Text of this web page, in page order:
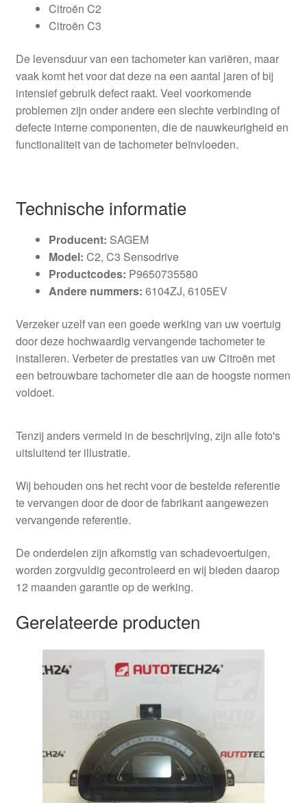
Citroën C2
Citroën C3
De levensduur van een tachometer kan variëren, maar
vaak komt het voor dat deze na een aantal jaren of bij
intensief gebruik defect raakt. Veel voorkomende
problemen zijn onder andere een slechte verbinding of
defecte interne componenten, die de nauwkeurigheid en
functionaliteit van de tachometer beïnvloeden.
Technische informatie
Producent: SAGEM
Model: C2, C3 Sensodrive
Productcodes: P9650735580
Andere nummers: 6104ZJ, 6105EV
Verzeker uzelf van een goede werking van uw voertuig
door deze hochwaardig vervangende tachometer te
installeren. Verbeter de prestaties van uw Citroën met
een betrouwbare tachometer die aan de hoogste normen
voldoet.
Tenzij anders vermeld in de beschrijving, zijn alle foto's
uitsluitend ter illustratie.
Wij behouden ons het recht voor de bestelde referentie
te vervangen door de door de fabrikant aangewezen
vervangende referentie.
De onderdelen zijn afkomstig van schadevoertuigen,
worden zorgvuldig gecontroleerd en wij bieden daarop
12 maanden garantie op de werking.
Gerelateerde producten